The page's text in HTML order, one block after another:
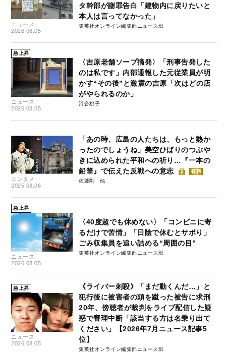
ニュース
2026.08.05
タ幹部が謝罪告白「建物内に戻りたいと
本人は言ってなかった」
集英社オンライン編集部ニュース班
急上昇
ニュース
2026.08.05
〈吉原老舗ソープ摘発〉「刑事告発した
のは私です」内部通報した元従業員が明
かす“その後”と激震の吉原「次はどの店
がやられるのか」
河合桃子
エンタメ
2025.08.06
「あの時、広島の人たちは、もっと熱か
ったのでしょうね」美空ひばりのつぶや
きに込められた平和への祈り…『一本の
鉛筆』で伝えた反戦への意志
有料
佐藤剛
急上昇
ニュース
2026.08.05
〈40度超でも休めない〉「コンビニに寄
るだけで苦情」「日陰で休むとサボり」
ごみ収集員を追い詰める“周囲の目”
集英社オンライン編集部ニュース班
急上昇
ニュース
2026.08.05
《ライバー刺殺》「まだ動くんだ…」と
犯行後に被害者の頭を蹴った被告に求刑
20年、傍聴者が裁判をライブ配信した疑
惑で審理中断「該当する方は名乗り出て
ください」【2026年7月ニュース記事5
位】
集英社オンライン編集部ニュース班